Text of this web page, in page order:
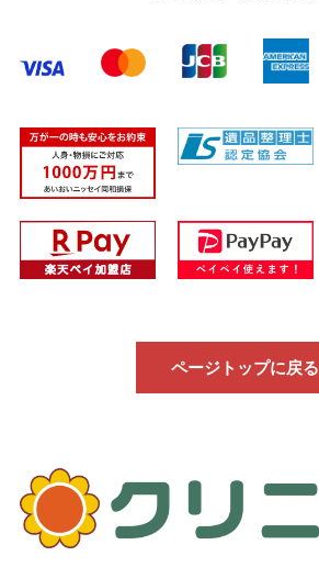
ページトップに戻る